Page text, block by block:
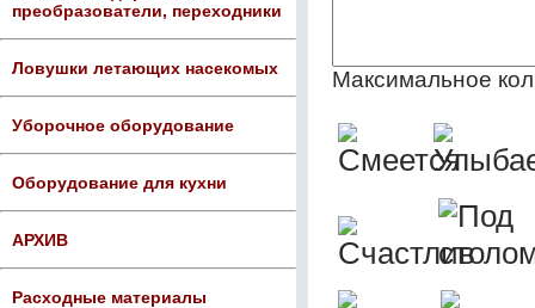
преобразователи, переходники
Ловушки летающих насекомых
Уборочное оборудование
Оборудование для кухни
АРХИВ
Расходные материалы
Максимальное